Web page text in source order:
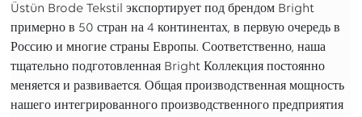
Üstün Brode Tekstil экспортирует под брендом Bright
примерно в 50 стран на 4 континентах, в первую очередь в
Россию и многие страны Европы. Соответственно, наша
тщательно подготовленная Bright Коллекция постоянно
меняется и развивается. Общая производственная мощность
нашего интегрированного производственного предприятия